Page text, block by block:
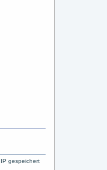
IP gespeichert